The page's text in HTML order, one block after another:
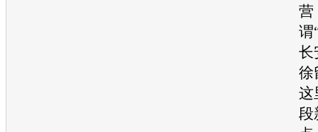
营
谓
长
徐
这
段